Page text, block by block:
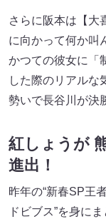
さらに阪本は【大
に向かって何か叫
かつての彼女に「
した際のリアルな
勢いで長谷川が決
紅しょうが
進出！
昨年の“新春SP王
ドビブス”を身に